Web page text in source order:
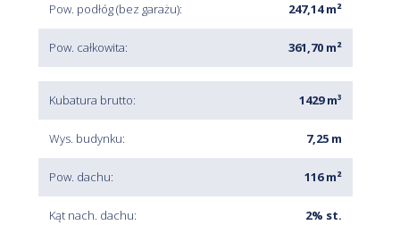
Pow. podłóg (bez garażu): 247,14 m²
Pow. całkowita: 361,70 m²
Kubatura brutto: 1429 m³
Wys. budynku: 7,25 m
Pow. dachu: 116 m²
Kąt nach. dachu: 2% st.